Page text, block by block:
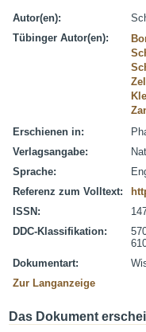
Autor(en):
Tübinger Autor(en):
Erschienen in:
Verlagsangabe:
Sprache:
Referenz zum Volltext:
ISSN:
DDC-Klassifikation:
Dokumentart:
Zur Langanzeige
Das Dokument